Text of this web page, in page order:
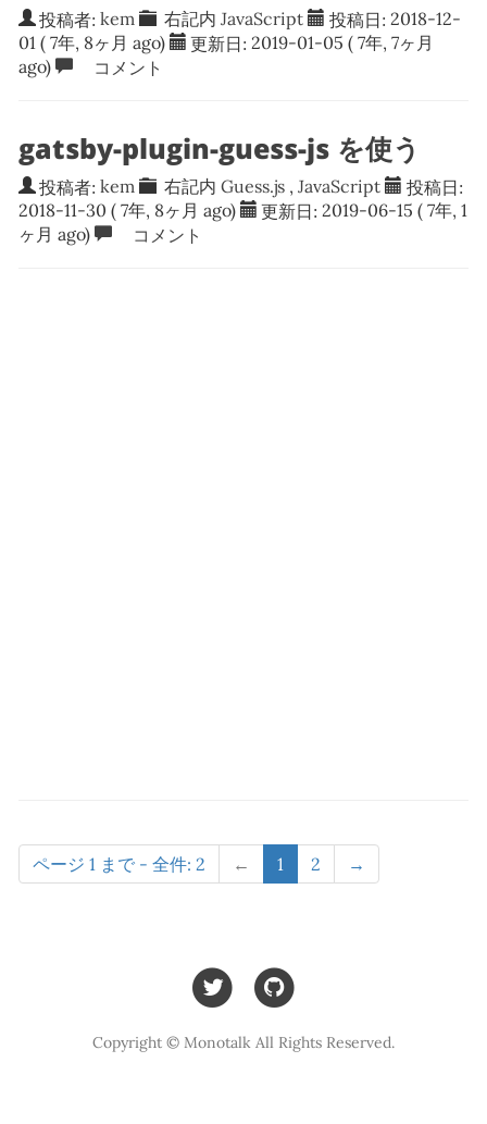
投稿者: kem 右記内JavaScript 投稿日: 2018-12-
01 ( 7年, 8ヶ月 ago) 更新日: 2019-01-05 ( 7年, 7ヶ月
ago)
コメント
gatsby-plugin-guess-js を使う
投稿者: kem 右記内Guess.js ,JavaScript 投稿日:
2018-11-30 ( 7年, 8ヶ月 ago) 更新日: 2019-06-15 ( 7年, 1
ヶ月 ago)
コメント
ページ 1 まで - 全件: 2 ← 1 2 →
Copyright © Monotalk All Rights Reserved.